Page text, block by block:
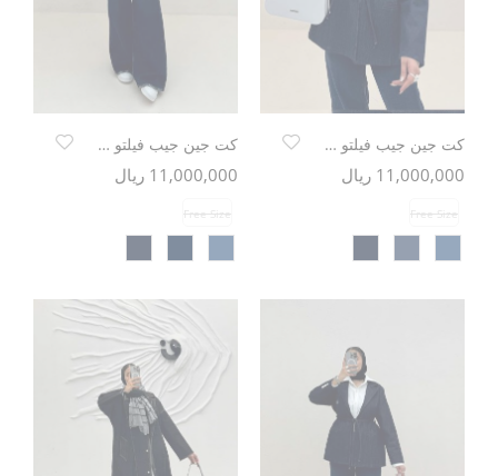
کت جین جیب فیلتو خرجکار تدی
11,000,000 ریال
Free Size
کت جین جیب فیلتو خرجکار تدی
11,000,000 ریال
Free Size